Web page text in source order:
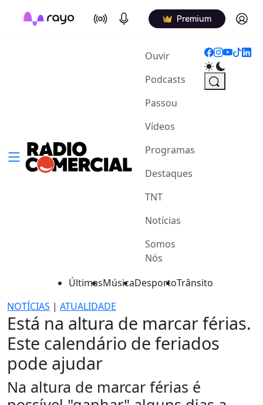
On Air Podcasts Premium Log in
Ouvir(current)
Podcasts
Passou
Vídeos
Programas
Destaques
TNT
Notícias
Somos
Nós
ÚltimasMúsicaDesportoTrânsito
NOTÍCIAS | ATUALIDADE
Está na altura de marcar férias.
Este calendário de feriados
pode ajudar
Na altura de marcar férias é